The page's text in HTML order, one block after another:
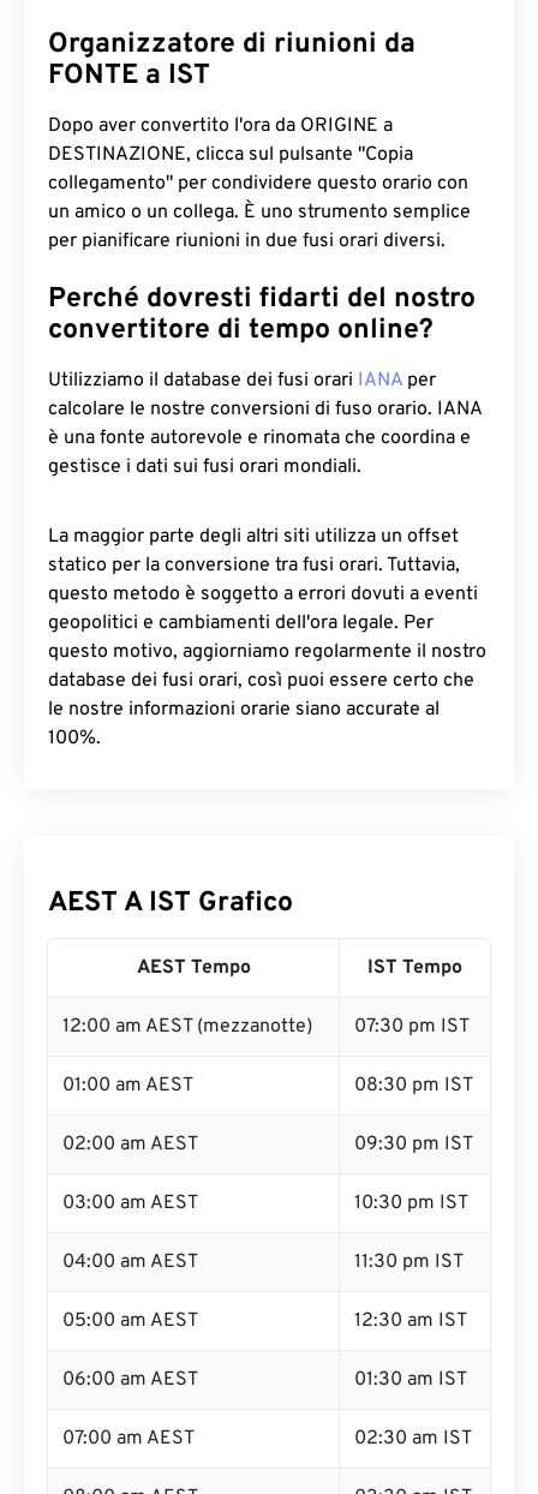
Organizzatore di riunioni da
FONTE a IST
Dopo aver convertito l'ora da ORIGINE a
DESTINAZIONE, clicca sul pulsante "Copia
collegamento" per condividere questo orario con
un amico o un collega. È uno strumento semplice
per pianificare riunioni in due fusi orari diversi.
Perché dovresti fidarti del nostro
convertitore di tempo online?
Utilizziamo il database dei fusi orari IANA per
calcolare le nostre conversioni di fuso orario. IANA
è una fonte autorevole e rinomata che coordina e
gestisce i dati sui fusi orari mondiali.
La maggior parte degli altri siti utilizza un offset
statico per la conversione tra fusi orari. Tuttavia,
questo metodo è soggetto a errori dovuti a eventi
geopolitici e cambiamenti dell'ora legale. Per
questo motivo, aggiorniamo regolarmente il nostro
database dei fusi orari, così puoi essere certo che
le nostre informazioni orarie siano accurate al
100%.
AEST A IST Grafico
AEST Tempo IST Tempo
12:00 am AEST (mezzanotte) 07:30 pm IST
01:00 am AEST 08:30 pm IST
02:00 am AEST 09:30 pm IST
03:00 am AEST 10:30 pm IST
04:00 am AEST 11:30 pm IST
05:00 am AEST 12:30 am IST
06:00 am AEST 01:30 am IST
07:00 am AEST 02:30 am IST